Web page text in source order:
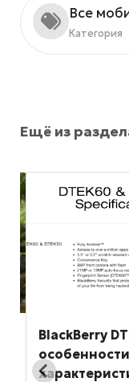
Все
Категория
Ещё из
BlackBerry